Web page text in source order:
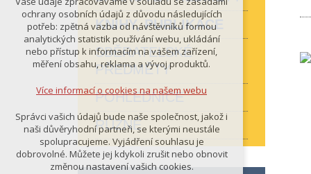
KNIHY, PUBLIKACE
SBĚRATELSKÉ
PŘEDMĚTY
POHLEDNICE
RŮZNÉ
Technická cookies
nutná pro provozování webu
udržení kontextu stránek (session):
případná přihlášení, volby jazyka, apod.
Volitelná cookies
analytická pro anonymizované
vyhodnocení návštěvnosti
marketingová cookies (Google)
Více informací o cookies na našem webu
ochrany osobních údajů z důvodu následujících
potřeb: zpětná vazba od návštěvníků formou
analytických statistik používání webu, ukládání
nebo přístup k informacím na vašem zařízení,
měření obsahu, reklama a vývoj produktů.
Více informací o cookies na našem webu
Správci vašich údajů bude naše společnost, jakož i
naši důvěryhodní partneři, se kterými neustále
spolupracujeme. Vyjádření souhlasu je
dobrovolné. Můžete jej kdykoli zrušit nebo obnovit
změnou nastavení vašich cookies.